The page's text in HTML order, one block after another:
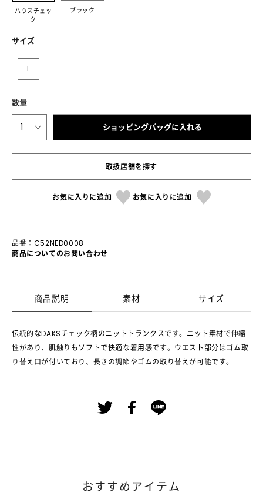
ハウスチェッ
ク
ブラック
サイズ
L
数量
1 ショッピングバッグに入れる
取扱店舗を探す
お気に入りに追加 お気に入りに追加
品番：C52NED0008
商品についてのお問い合わせ
商品説明 素材 サイズ
伝統的なDAKSチェック柄のニットトランクスです。ニット素材で伸縮
性があり、肌触りもソフトで快適な着用感です。ウエスト部分はゴム取
り替え口が付いており、長さの調節やゴムの取り替えが可能です。
おすすめアイテム